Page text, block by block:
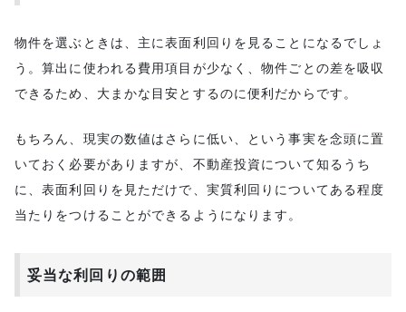
物件を選ぶときは、主に表面利回りを見ることになるでしょ
う。算出に使われる費用項目が少なく、物件ごとの差を吸収
できるため、大まかな目安とするのに便利だからです。
もちろん、現実の数値はさらに低い、という事実を念頭に置
いておく必要がありますが、不動産投資について知るうち
に、表面利回りを見ただけで、実質利回りについてある程度
当たりをつけることができるようになります。
妥当な利回りの範囲